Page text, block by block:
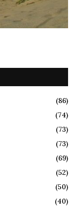
(86)
(74)
(73)
(73)
(69)
(52)
(50)
(40)